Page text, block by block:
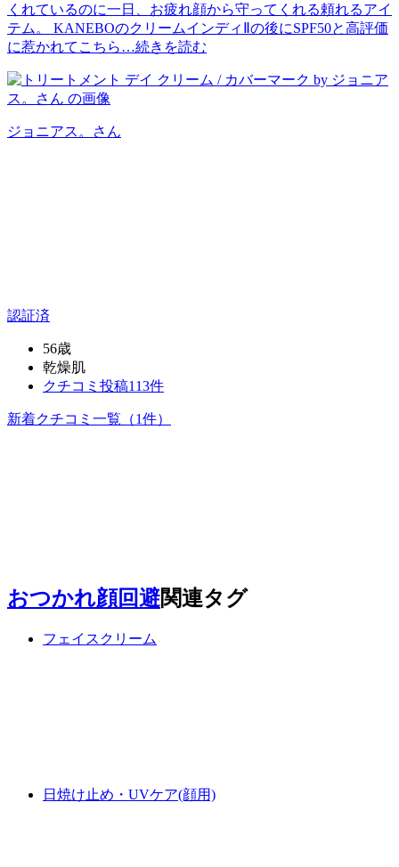
くれているのに一日、お疲れ顔から守ってくれる頼れるアイ
テム。 KANEBOのクリームインディⅡの後にSPF50と高評価
に惹かれてこちら…続きを読む
ジョニアス。 さん
認証済
56歳
乾燥肌
クチコミ投稿113件
新着クチコミ一覧 （1件）
おつかれ顔回避関連タグ
フェイスクリーム
日焼け止め・UVケア(顔用)